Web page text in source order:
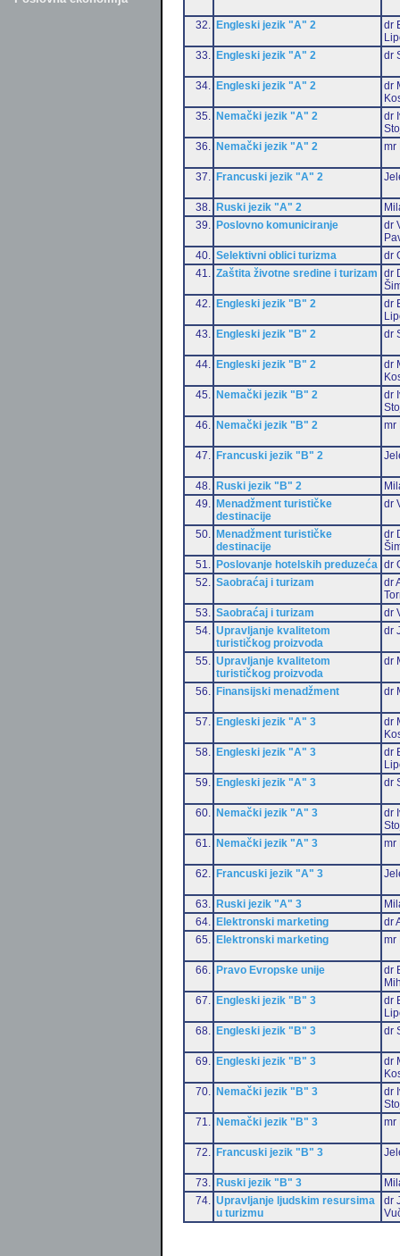
32. Engleski jezik "A" 2
dr
33.
Engleski jezik "A" 2 dr
34. Engleski jezik "A" 2
dr
35.
Nemački jezik "A" 2
dr
36.
Nemački jezik "A" 2 mr
37. Francuski jezik "A" 2
38. Ruski jezik "A" 2
39.
Poslovno komuniciranje
dr
40.
Selektivni oblici turizma
dr
41.
Zaštita životne sredine i turizam dr
42.
Engleski jezik "B" 2
dr
43.
Engleski jezik "B" 2 dr
44. Engleski jezik "B" 2
dr
45.
Nemački jezik "B" 2
dr
46.
Nemački jezik "B" 2 mr
47. Francuski jezik "B" 2
48. Ruski jezik "B" 2
49.
Menadžment turističke
destinacije
dr
50.
Menadžment turističke
destinacije
dr
51.
Poslovanje hotelskih preduzeća dr
52.
Saobraćaj i turizam
dr
53.
Saobraćaj i turizam
dr
54.
Upravljanje kvalitetom
turističkog proizvoda
dr
55.
Upravljanje kvalitetom
turističkog proizvoda
dr
56. Finansijski menadžment dr
57. Engleski jezik "A" 3
dr
58.
Engleski jezik "A" 3
dr
59.
Engleski jezik "A" 3 dr
60. Nemački jezik "A" 3
dr
61.
Nemački jezik "A" 3 mr
62. Francuski jezik "A" 3
63. Ruski jezik "A" 3
64.
Elektronski marketing
dr
65.
Elektronski marketing mr
66. Pravo Evropske unije
dr
67.
Engleski jezik "B" 3
dr
68.
Engleski jezik "B" 3 dr
69. Engleski jezik "B" 3
dr
70.
Nemački jezik "B" 3
dr
71.
Nemački jezik "B" 3 mr
72. Francuski jezik "B" 3
73. Ruski jezik "B" 3
74.
Upravljanje ljudskim resursima
u turizmu
dr